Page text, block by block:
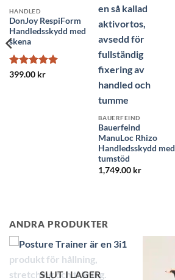
HANDLED
DonJoy RespiForm
Handledsskydd med
skena
Betygsatt
399.00 kr
BAUERFEIND
Bauerfeind
ManuLoc Rhizo
Handledsskydd med
tumstöd
1,749.00 kr
ANDRA PRODUKTER